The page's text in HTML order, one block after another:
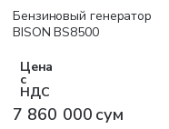
Бесплатная доставка
Бензиновый генератор
BISON BS8500
Цена
с
НДС
7 860 000 сум